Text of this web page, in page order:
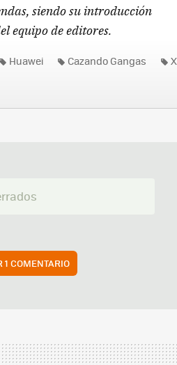
siendo su introducción
equipo de editores.
Huawei Cazando Gangas
1 COMENTARIO